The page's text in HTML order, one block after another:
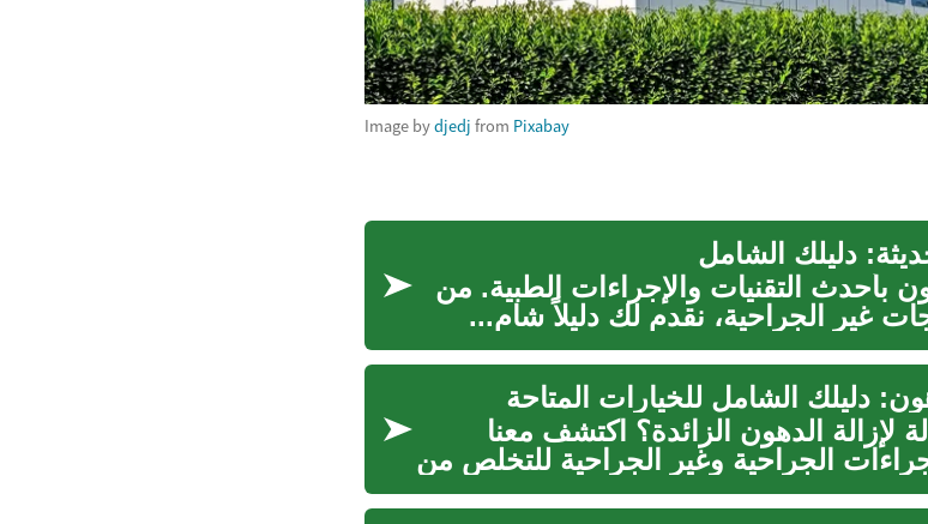
Image bydjedj from Pixabay
دليلك الشامل
بأحدث التقنيات والإجراءات الطبية. من
غير الجراحية، نقدم لك دليلاً شام...
دليلك الشامل للخيارات المتاحة
الدهون الزائدة؟ اكتشف معنا
الجراحية وغير الجراحية للتخلص من